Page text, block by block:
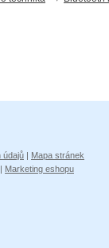
údajů | Mapa stránek
| Marketing eshopu